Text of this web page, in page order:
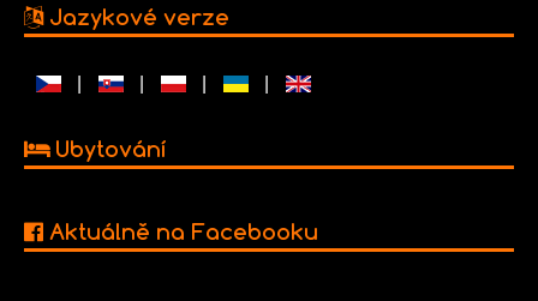
Jazykové verze
Ubytování
Aktuálně na Facebooku